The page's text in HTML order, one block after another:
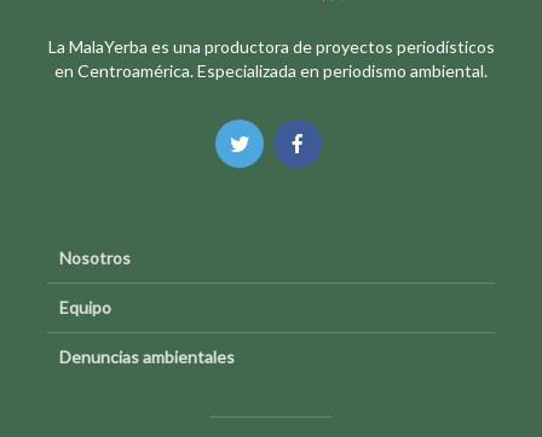
La MalaYerba es una productora de proyectos periodísticos
en Centroamérica. Especializada en periodismo ambiental.
Nosotros
Equipo
Denuncias ambientales